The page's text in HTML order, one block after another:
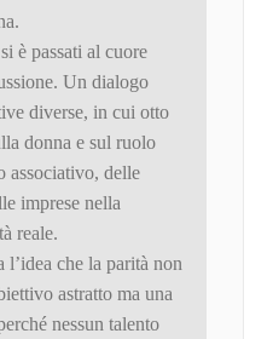
è passati al cuore
Un dialogo
diverse, in cui otto
donna e sul ruolo
associativo, delle
imprese nella
reale.
l’idea che la parità non
astratto ma una
nessun talento